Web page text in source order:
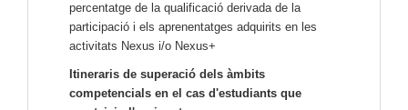
percentatge de la qualificació derivada de la
participació i els aprenentatges adquirits en les
activitats Nexus i/o Nexus+
Itineraris de superació dels àmbits
competencials en el cas d'estudiants que